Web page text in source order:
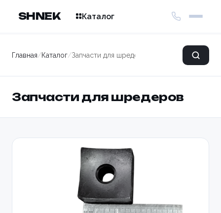
SHNEK Каталог
Главная/Каталог/Запчасти для шредеров
Запчасти для шредеров